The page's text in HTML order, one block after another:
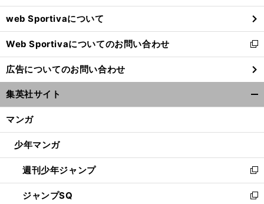
ウ
で
開
く
web Sportivaについて
Web Sportivaについてのお問い合わせ
新
し
い
ウ
ィ
ン
ウ
開
く
広告についてのお問い合わせ
集英社サイト
マンガ
少年マンガ
週刊少年ジャンプ
新
し
い
ジャンプSQ
新